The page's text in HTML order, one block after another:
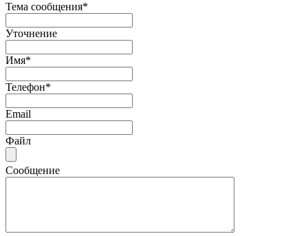
Тема сообщения*
Уточнение
Имя*
Телефон*
Email
Файл
Сообщение